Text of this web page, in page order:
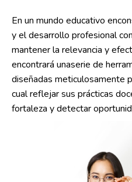
En un mundo educativo
y el desarrollo profesional
mantener la relevancia y
encontrará unaserie de
diseñadas meticulosamente
cual reflejar sus prácticas
fortaleza y detectar